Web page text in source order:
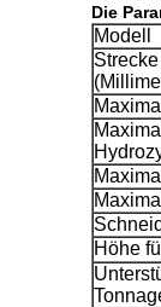
Die
Modell
Höhe